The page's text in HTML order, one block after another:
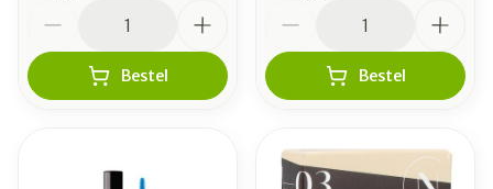
Bestel Bestel